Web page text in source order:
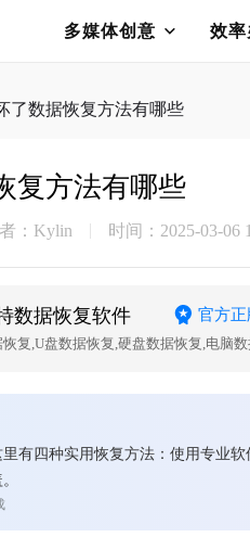
多媒体创意 效
了数据恢复方法有哪些
复方法有哪些
：Kylin 时间：2025-03-06
数据恢复软件 官方正
有四种实用恢复方法：使用专业